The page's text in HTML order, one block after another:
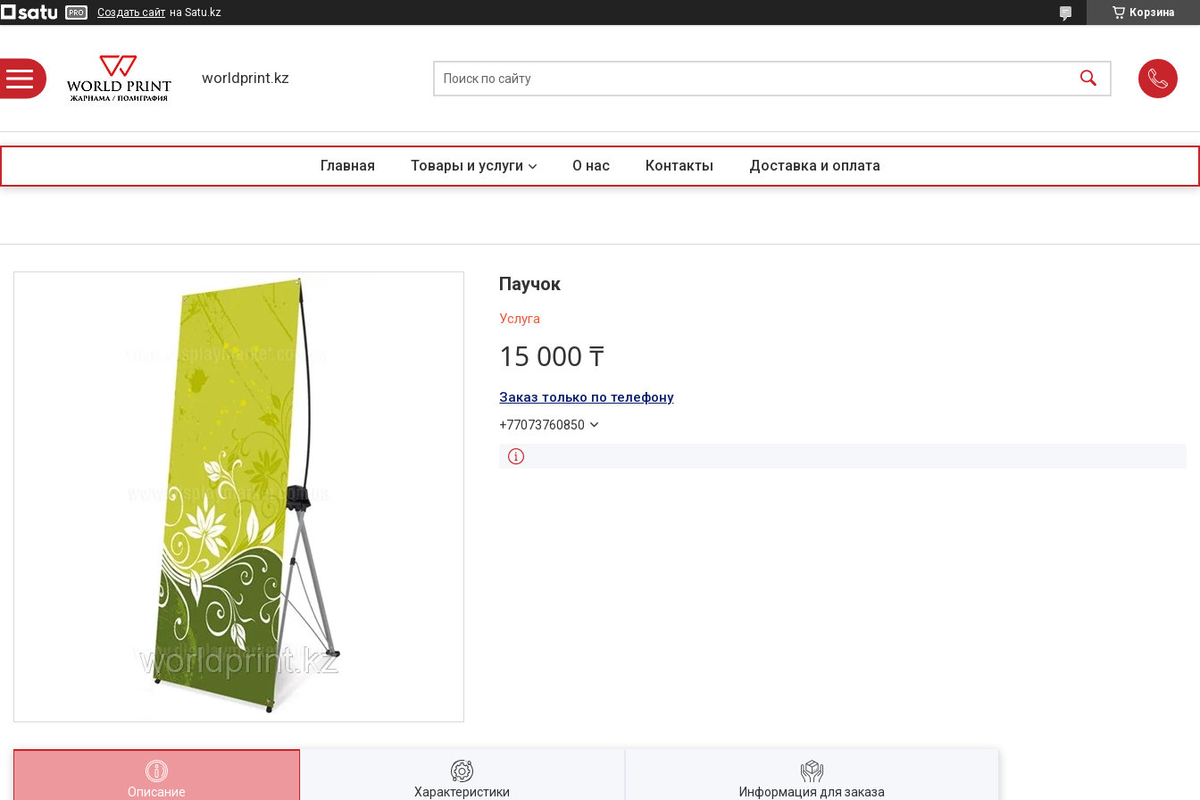
Создать сайт на Satu.kz Корзина
worldprint.kz
Главная Товары и услуги О нас Контакты Доставка и оплата
Паучок
Услуга
15 000 ₸
Заказ только по телефону
+77073760850
Описание Характеристики Информация для заказа